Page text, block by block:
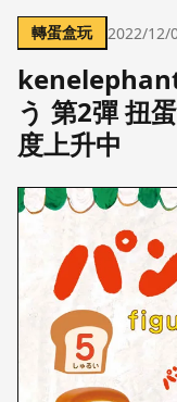
轉蛋盒玩 2022/12/
う 第2彈 扭
度上升中